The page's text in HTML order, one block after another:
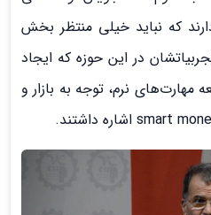
که نباید خیلی منتظر بخش
در این حوزه که ایجاد
مهارت‌های نرم، توجه به بازار و